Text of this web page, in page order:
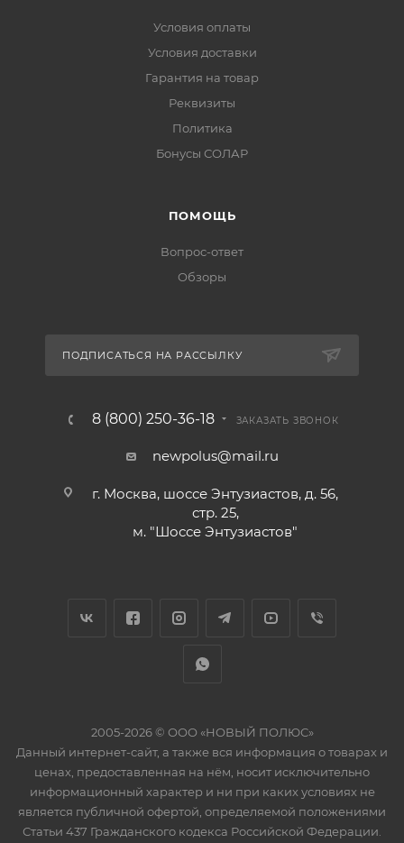
Условия оплаты
Условия доставки
Гарантия на товар
Реквизиты
Политика
Бонусы СОЛАР
ПОМОЩЬ
Вопрос-ответ
Обзоры
ПОДПИСАТЬСЯ НА РАССЫЛКУ
8 (800) 250-36-18 ЗАКАЗАТЬ ЗВОНОК
newpolus@mail.ru
г. Москва, шоссе Энтузиастов, д. 56,
стр. 25,
м. "Шоссе Энтузиастов"
2005-2026 © ООО «НОВЫЙ ПОЛЮС»
Данный интернет-сайт, а также вся информация о товарах и
ценах, предоставленная на нём, носит исключительно
информационный характер и ни при каких условиях не
является публичной офертой, определяемой положениями
Статьи 437 Гражданского кодекса Российской Федерации.